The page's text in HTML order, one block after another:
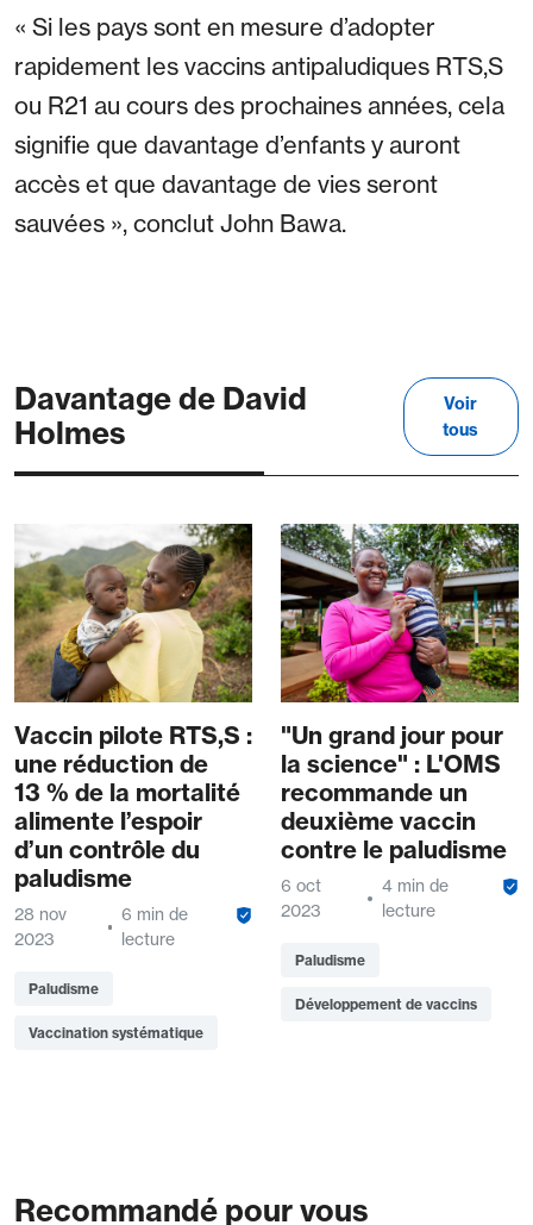
« Si les pays sont en mesure d’adopter
rapidement les vaccins antipaludiques RTS,S
ou R21 au cours des prochaines années, cela
signifie que davantage d’enfants y auront
accès et que davantage de vies seront
sauvées », conclut John Bawa.
Davantage de David
Holmes
Voir
tous
Vaccin pilote RTS,S :
une réduction de
13 % de la mortalité
alimente l’espoir
d’un contrôle du
paludisme
28 nov
2023
6 min de
lecture
Paludisme
Vaccination systématique
"Un grand jour pour
la science" : L'OMS
recommande un
deuxième vaccin
contre le paludisme
6 oct
2023
4 min de
lecture
Paludisme
Développement de vaccins
Recommandé pour vous